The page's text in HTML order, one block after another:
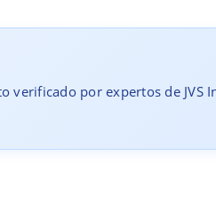
verificado por expertos de JVS